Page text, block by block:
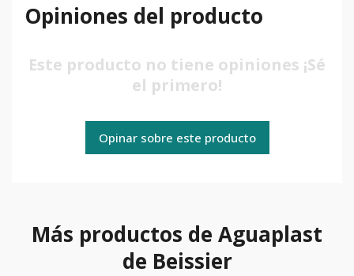
Opiniones del producto
Este producto no tiene opiniones ¡Sé
el primero!
Opinar sobre este producto
Más productos de Aguaplast
de Beissier